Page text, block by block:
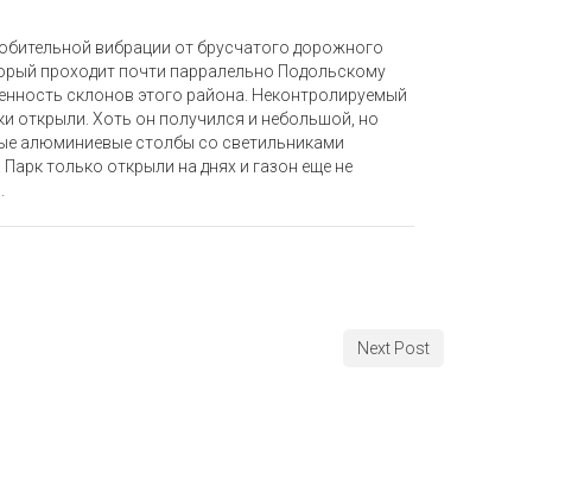
вибрации от брусчатого дорожного
проходит почти парралельно Подольскому
склонов этого района. Неконтролируемый
открыли. Хоть он получился и небольшой, но
алюминиевые столбы со светильниками
только открыли на днях и газон еще не
Next Post